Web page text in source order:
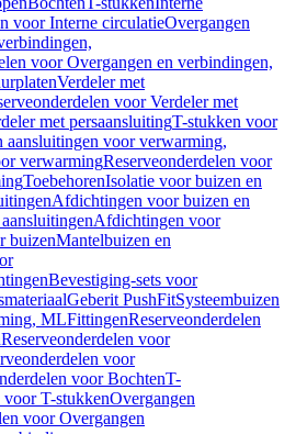
voor Interne circulatieOvergangen
voor Overgangen en verbindingen,
Verdeler met
voor Verdeler met
met persaansluitingT-stukken voor
aansluitingen voor verwarming,
verwarmingReserveonderdelen voor
ToebehorenIsolatie voor buizen en
Afdichtingen voor buizen en
Afdichtingen voor
buizenMantelbuizen en
Bevestiging-sets voor
Geberit PushFitSysteembuizen
MLFittingenReserveonderdelen
Reserveonderdelen voor
voor
voor BochtenT-
voor T-stukkenOvergangen
voor Overgangen